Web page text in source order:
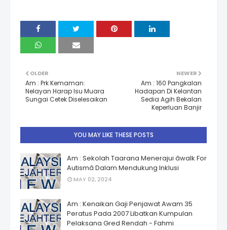
NEWER
Am : 160 Pangkalan
Hadapan Di Kelantan
Sedia Agih Bekalan
Keperluan Banjir
OLDER
Am : Prk Kemaman:
Nelayan Harap Isu Muara
Sungai Cetek Diselesaikan
YOU MAY LIKE THESE POSTS
Am : Sekolah Taarana Menerajui âwalk For
Autismâ Dalam Mendukung Inklusi
MAY 02, 2024
Am : Kenaikan Gaji Penjawat Awam 35
Peratus Pada 2007 Libatkan Kumpulan
Pelaksana Gred Rendah - Fahmi